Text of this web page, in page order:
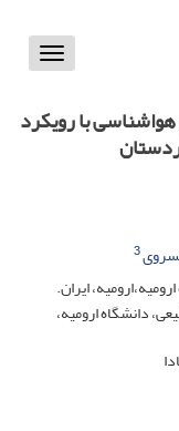
Toggle
با رویکرد
3
ایران.
دانشگاه ارومیه‌،